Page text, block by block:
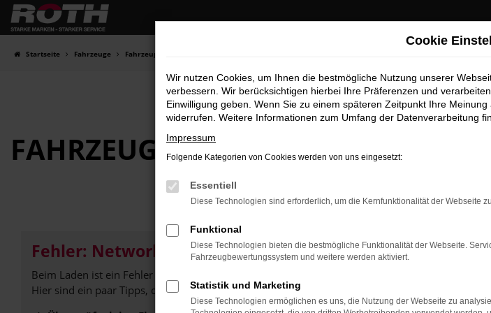
Zum
Hauptinhalt
Startseite Fahrzeuge Fahrzeugbestand
FAHRZEUG-SHOWROOM
Fehler: Network Error
Beim Laden ist ein Fehler aufgetreten.
Hier sind ein paar Tipps, die dir helfen können:
Cookie
Wir nutzen Cookies, um Ihnen die bestmögliche Nutzung unserer
verbessern. Wir berücksichtigen hierbei Ihre Präferenzen und
Einwilligung geben. Wenn Sie zu einem späteren Zeitpunkt Ihre
widerrufen. Weitere Informationen zum Umfang der Datenverarbeitung
Impressum
Folgende Kategorien von Cookies werden von uns eingesetzt:
Essentiell
Diese Technologien sind erforderlich, um die Kernfunktionalität der Webseite
Funktional
Diese Technologien bieten die bestmögliche Funktionalität der Webseite.
Fahrzeugbewertungssystem und weitere werden aktiviert.
Statistik und Marketing
Diese Technologien ermöglichen es uns, die Nutzung der Webseite zu